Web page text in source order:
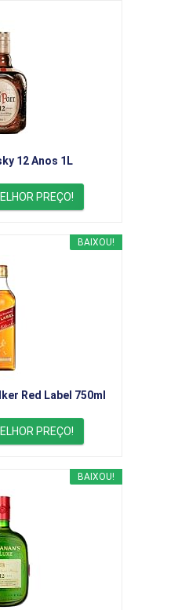
12 Anos 1L
PREÇO!
BAIXOU!
Red Label 750ml
PREÇO!
BAIXOU!